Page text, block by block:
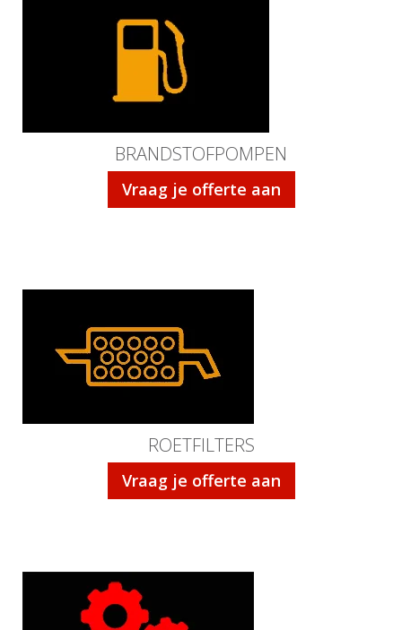
BRANDSTOFPOMPEN
Vraag je offerte aan
ROETFILTERS
Vraag je offerte aan